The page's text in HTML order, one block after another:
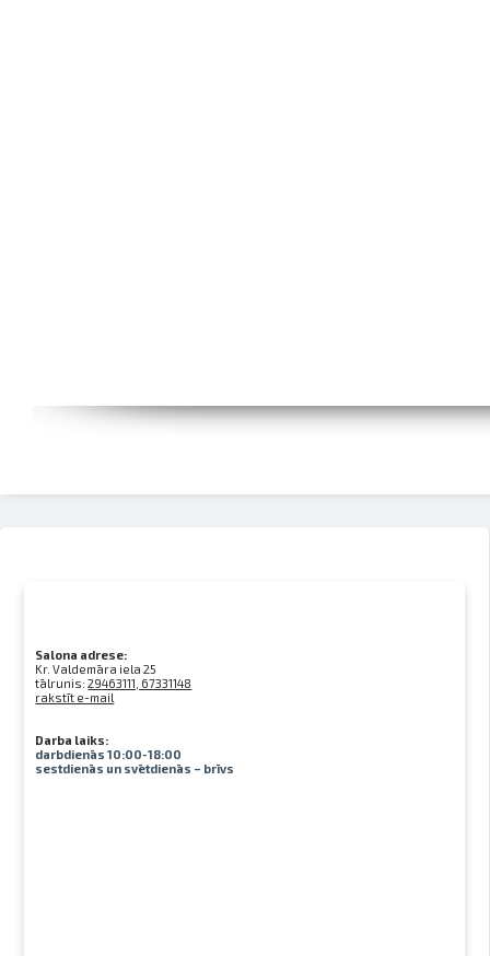
Salona adrese:
Kr. Valdemāra iela 25
tālrunis:29463111, 67331148
rakstīt e-mail
Darba laiks:
darbdienās 10:00-18:00
sestdienās un svētdienās – brīvs